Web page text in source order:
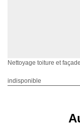
Nettoyage toiture et
indisponible